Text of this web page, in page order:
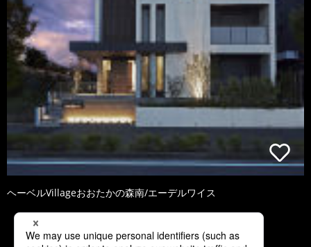
ヘーベルVillageおおたかの森南/エーデルワイス